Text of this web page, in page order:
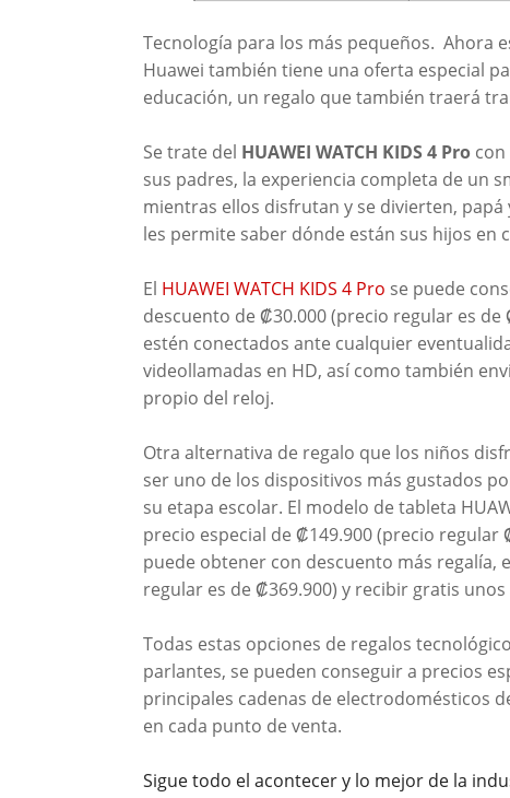
Tecnología para los más pequeños. Ahora
Huawei también tiene una oferta especial
educación, un regalo que también traerá
Se trate del HUAWEI WATCH KIDS 4 Procon
sus padres, la experiencia completa de un
mientras ellos disfrutan y se divierten,
les permite saber dónde están sus hijos en
El HUAWEI WATCH KIDS 4 Pro se puede
descuento de ₡30.000 (precio regular es
estén conectados ante cualquier
videollamadas en HD, así como también
propio del reloj.
Otra alternativa de regalo que los niños
ser uno de los dispositivos más gustados
su etapa escolar. El modelo de tableta
precio especial de ₡149.900 (precio
puede obtener con descuento más regalía,
regular es de ₡369.900) y recibir gratis unos
Todas estas opciones de regalos
parlantes, se pueden conseguir a precios
principales cadenas de electrodomésticos
en cada punto de venta.
Sigue todo el acontecer y lo mejor de la